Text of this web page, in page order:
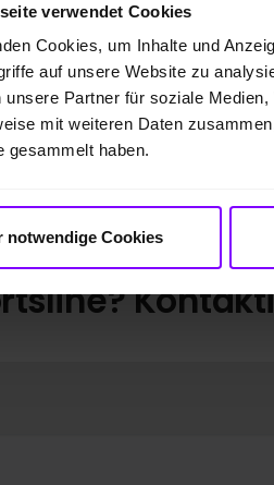
verwendet Cookies
Cookies, um Inhalte und
auf unsere Website zu
unsere Partner für soziale
mit weiteren Daten
gesammelt haben.
notwendige Cookies